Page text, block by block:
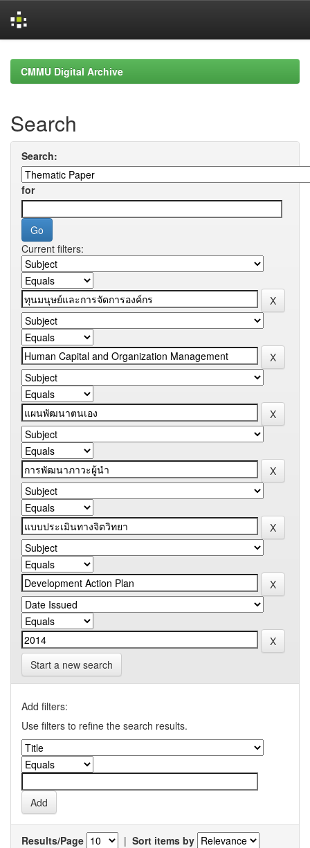
navigationCMMU Digital Archive
Search
Search:
for
Current filters:
Start a new search
Add filters:
Use filters to refine the search results.
Results/Page | Sort items by